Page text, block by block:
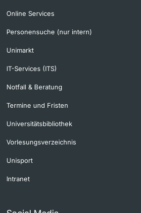
Online Services
Personensuche (nur intern)
Unimarkt
IT-Services (ITS)
Notfall & Beratung
Termine und Fristen
Universitätsbibliothek
Vorlesungsverzeichnis
Unisport
Intranet